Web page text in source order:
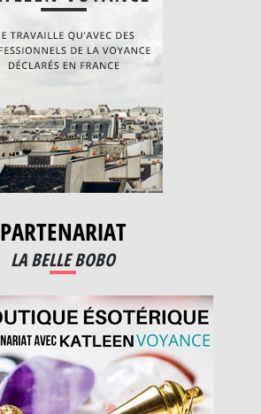
PARTENARIAT
LA BELLE BOBO